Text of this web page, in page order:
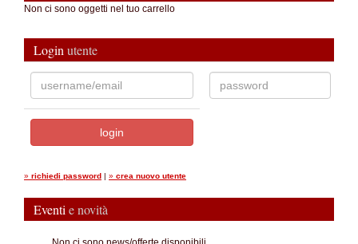
Non ci sono oggetti nel tuo carrello
Login utente
» richiedi password | » crea nuovo utente
Eventi e novità